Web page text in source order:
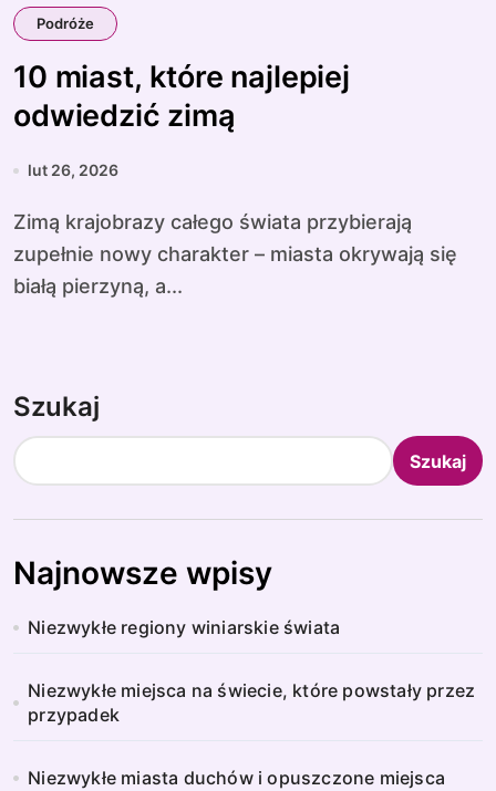
Podróże
10 miast, które najlepiej
odwiedzić zimą
lut 26, 2026
Zimą krajobrazy całego świata przybierają
zupełnie nowy charakter – miasta okrywają się
białą pierzyną, a...
Szukaj
Szukaj
Najnowsze wpisy
Niezwykłe regiony winiarskie świata
Niezwykłe miejsca na świecie, które powstały przez
przypadek
Niezwykłe miasta duchów i opuszczone miejsca